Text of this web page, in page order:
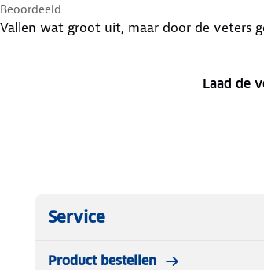
Beoordeeld
Vallen wat groot uit, maar door de veters
Laad de
Service
Product bestellen